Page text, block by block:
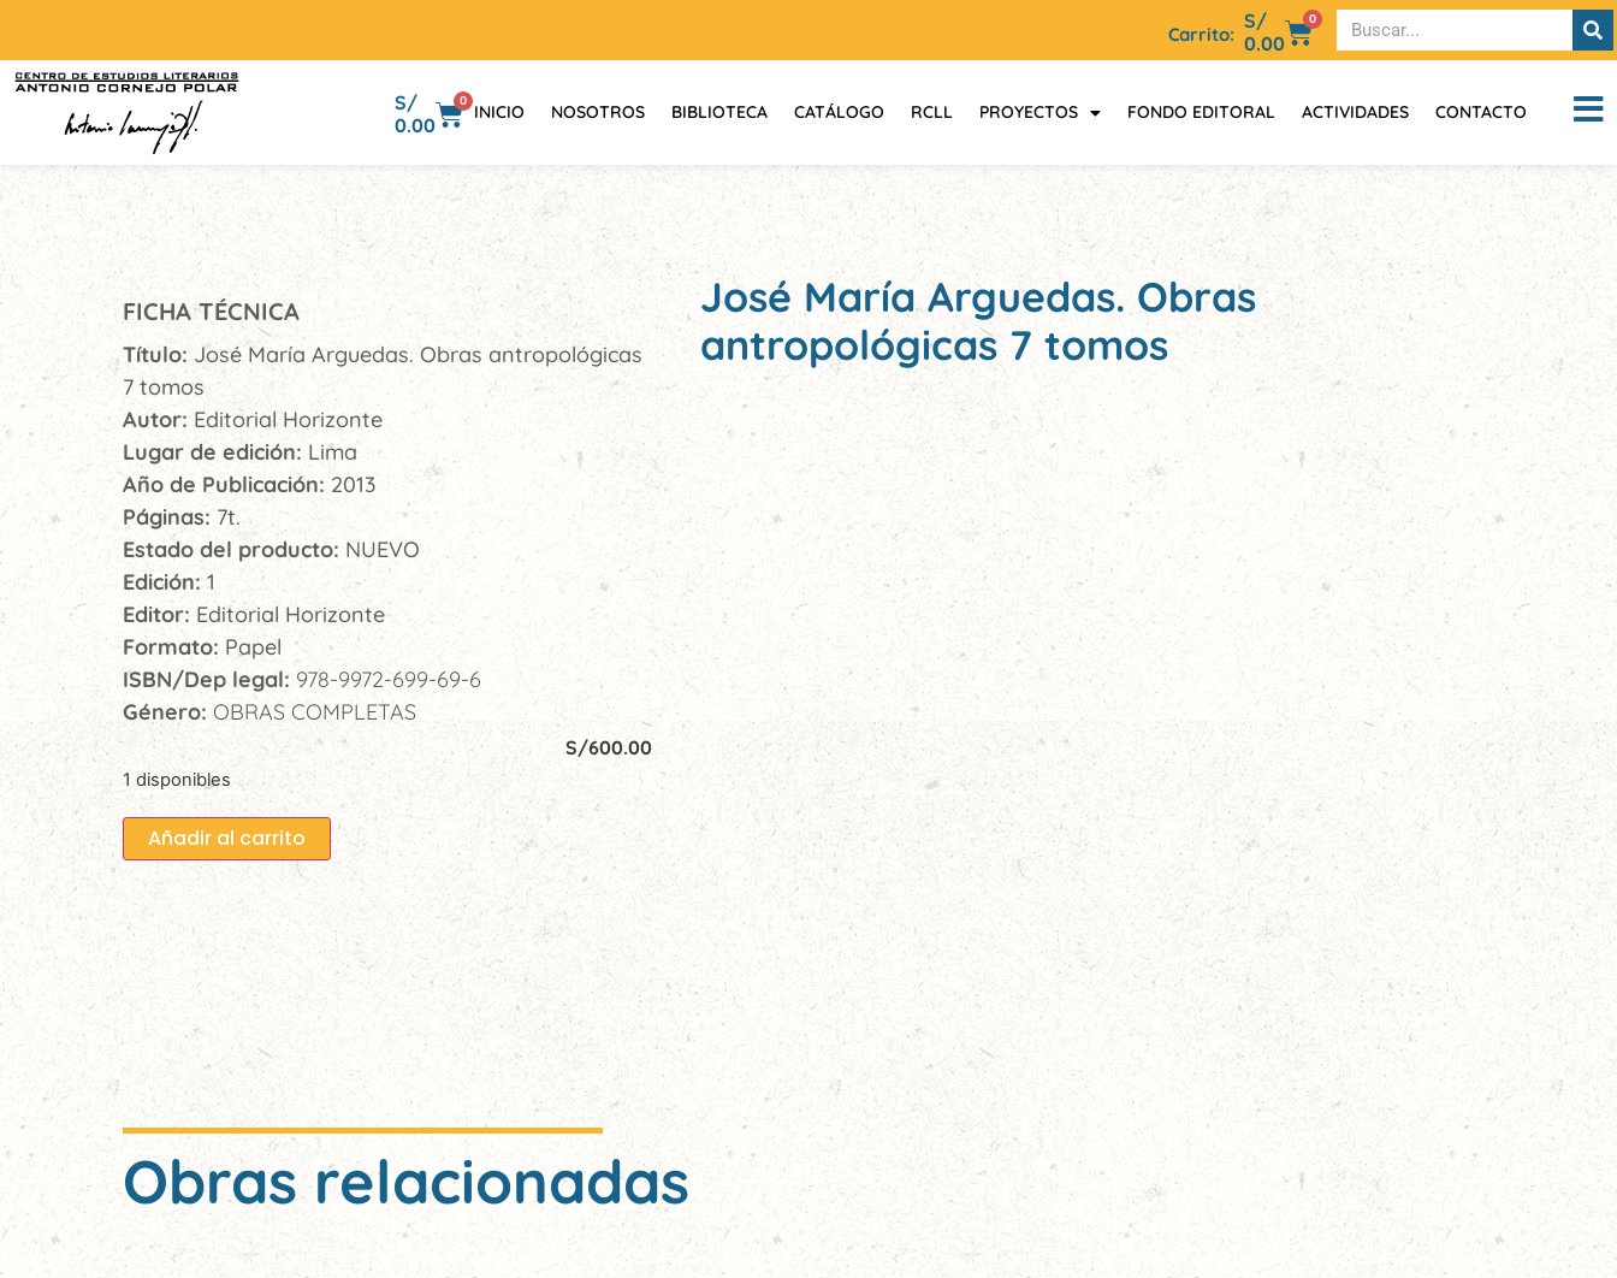
Carrito:
S/
0.00
0
S/
0.00
0
INICIO NOSOTROS BIBLIOTECA CATÁLOGO RCLL PROYECTOS FONDO EDITORAL ACTIVIDADES CONTACTO
FICHA TÉCNICA
Título: José María Arguedas. Obras antropológicas
7 tomos
Autor: Editorial Horizonte
Lugar de edición: Lima
Año de Publicación: 2013
Páginas: 7t.
Estado del producto: NUEVO
Edición:1
Editor: Editorial Horizonte
Formato: Papel
ISBN/Dep legal: 978-9972-699-69-6
Género: OBRAS COMPLETAS
S/600.00
1 disponibles
Añadir al carrito
José María Arguedas. Obras
antropológicas 7 tomos
Obras relacionadas